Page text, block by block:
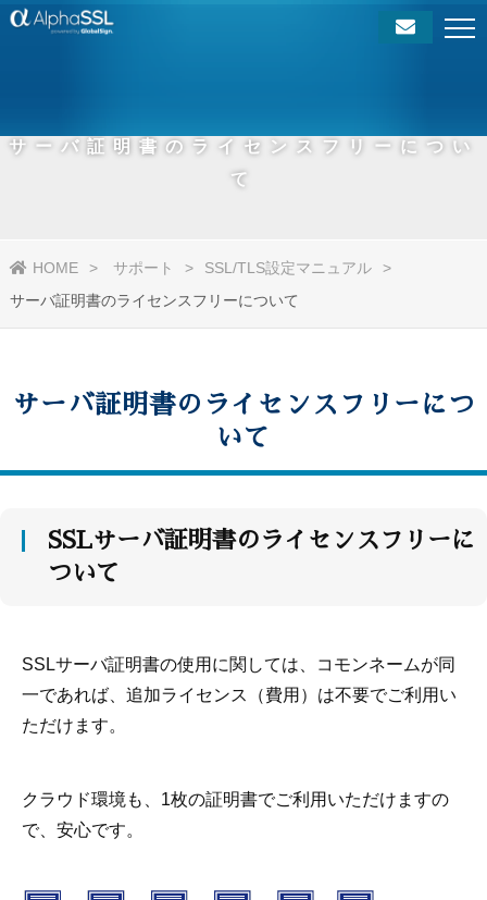
サーバ証明書のライセンスフリーについ
て
HOME サポート
SSL/TLS設定マニュアル
サーバ証明書のライセンスフリーについて
サーバ証明書のライセンスフリーにつ
いて
SSLサーバ証明書のライセンスフリーに
ついて
SSLサーバ証明書の使用に関しては、コモンネームが同
一であれば、追加ライセンス（費用）は不要でご利用い
ただけます。
クラウド環境も、1枚の証明書でご利用いただけますの
で、安心です。